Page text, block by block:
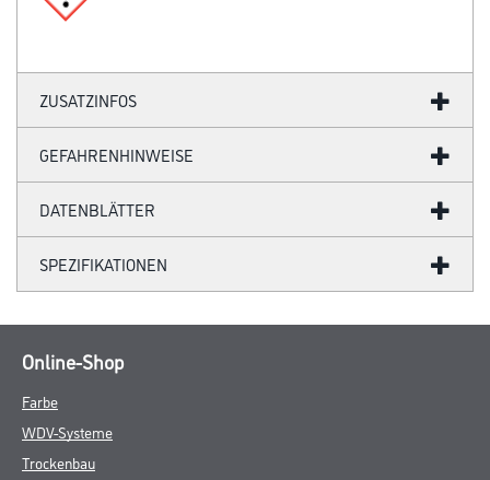
ZUSATZINFOS
GEFAHRENHINWEISE
DATENBLÄTTER
SPEZIFIKATIONEN
Online-Shop
Farbe
WDV-Systeme
Trockenbau